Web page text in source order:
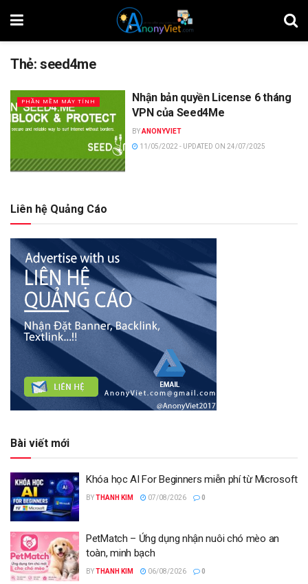
Thẻ:seed4me
PHẦN MỀM MÁY TÍNH
Nhận bản quyền License 6 tháng
VPN của Seed4Me
BYANONYVIET
11/05/2022 - UPDATED ON 24/07/2025
Liên hệ Quảng Cáo
Bài viết mới
Khóa học AI For Beginners miễn phí từ Microsoft
BYTHANH KIM 07/08/2026 0
PetMatch – Ứng dụng nhận nuôi chó mèo an
toàn, minh bạch
BYTHANH KIM 06/08/2026 0